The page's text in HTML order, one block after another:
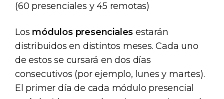
(60 presenciales y 45 remotas)
Los módulos presenciales estarán
distribuidos en distintos meses. Cada uno
de estos se cursará en dos días
consecutivos (por ejemplo, lunes y martes).
El primer día de cada módulo presencial